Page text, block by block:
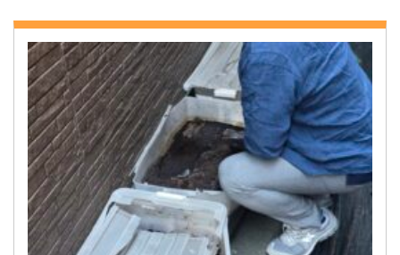
お客様の声
お問い合わせ
会社概要
キャンペーン
WEB割引券プレゼント！